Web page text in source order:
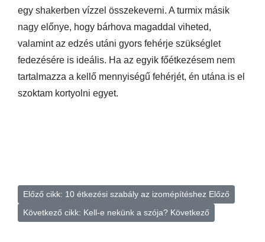
egy shakerben vízzel összekeverni. A turmix másik
nagy előnye, hogy bárhova magaddal viheted,
valamint az edzés utáni gyors fehérje szükséglet
fedezésére is ideális. Ha az egyik főétkezésem nem
tartalmazza a kellő mennyiségű fehérjét, én utána is el
szoktam kortyolni egyet.
Előző cikk: 10 étkezési szabály az izomépítéshez Előző
Következő cikk: Kell-e nekünk a szója? Következő